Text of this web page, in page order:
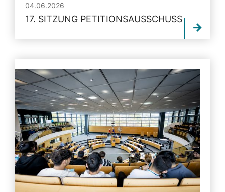
04.06.2026
17. SITZUNG PETITIONSAUSSCHUSS